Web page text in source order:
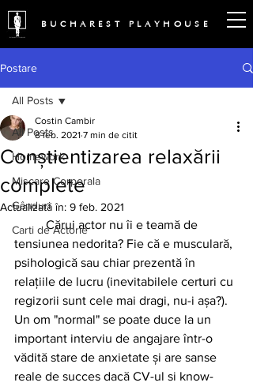
BUCHAREST PLAYHOUSE
Postare
All Posts
Homework
Miscare Corporala
Gânduri
Carti de Actorie
All Posts
Conștientizarea relaxării
complete
Costin Cambir
8 feb. 2021 7 min de citit
Actualizată în: 9 feb. 2021
	Cărui actor nu îi e teamă de
tensiunea nedorita? Fie că e musculară,
psihologică sau chiar prezentă în
relațiile de lucru (inevitabilele certuri cu
regizorii sunt cele mai dragi, nu-i așa?).
Un om "normal" se poate duce la un
important interviu de angajare într-o
vădită stare de anxietate și are sanse
reale de succes dacă CV-ul si know-